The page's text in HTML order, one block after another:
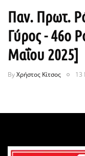
Παν. Πρωτ.
Γύρος - 46ο
Μαΐου 2025]
ByΧρήστος Κίτσος 13